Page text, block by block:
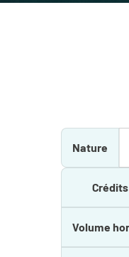
Nature
Crédits
Volume